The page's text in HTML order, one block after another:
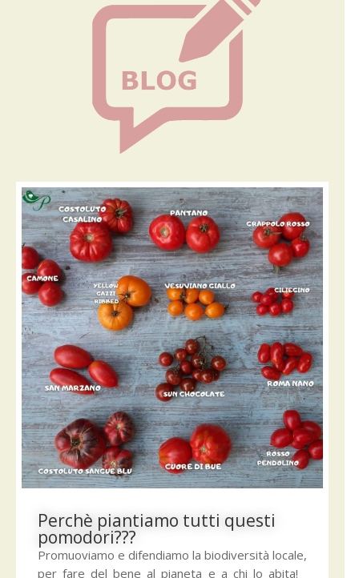
Perchè piantiamo tutti questi
pomodori???
Promuoviamo e difendiamo la biodiversità locale,
per fare del bene al pianeta e a chi lo abita!